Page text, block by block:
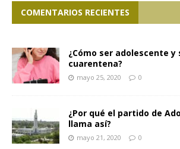
COMENTARIOS RECIENTES
¿Cómo ser adolescente y
cuarentena?
mayo 25, 2020 0
¿Por qué el partido de
llama así?
mayo 21, 2020 0